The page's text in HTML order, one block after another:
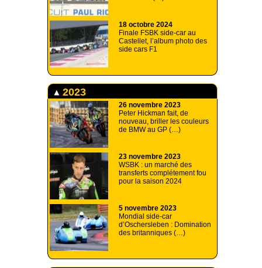
18 octobre 2024
Finale FSBK side-car au
Castellet, l’album photo des
side cars F1
2023
26 novembre 2023
Peter Hickman fait, de
nouveau, briller les couleurs
de BMW au GP (…)
23 novembre 2023
WSBK : un marché des
transferts complétement fou
pour la saison 2024
5 novembre 2023
Mondial side-car
d’Oschersleben : Domination
des britanniques (…)